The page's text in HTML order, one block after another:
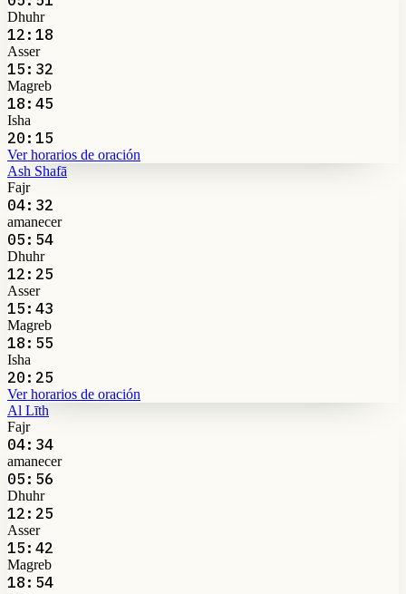
Dhuhr
12:18
Asser
15:32
Magreb
18:45
Isha
20:15
Ver horarios de oración
Ash Shafā
Fajr
04:32
amanecer
05:54
Dhuhr
12:25
Asser
15:43
Magreb
18:55
Isha
20:25
Ver horarios de oración
Al Līth
Fajr
04:34
amanecer
05:56
Dhuhr
12:25
Asser
15:42
Magreb
18:54